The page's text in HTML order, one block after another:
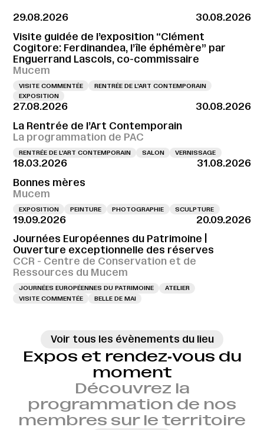
29.08.2026
30.08.2026
Visite guidée de l’exposition “Clément
Cogitore: Ferdinandea, l’île éphémère” par
Enguerrand Lascols, co-commissaire
Mucem
VISITE COMMENTÉE
RENTRÉE DE L'ART CONTEMPORAIN
EXPOSITION
27.08.2026
30.08.2026
La Rentrée de l’Art Contemporain
La programmation de PAC
RENTRÉE DE L'ART CONTEMPORAIN SALON VERNISSAGE
18.03.2026
31.08.2026
Bonnes mères
Mucem
EXPOSITION PEINTURE PHOTOGRAPHIE SCULPTURE
19.09.2026
20.09.2026
Journées Européennes du Patrimoine |
Ouverture exceptionnelle des réserves
CCR - Centre de Conservation et de
Ressources du Mucem
JOURNÉES EUROPÉENNES DU PATRIMOINE
ATELIER
VISITE COMMENTÉE
BELLE DE MAI
Voir tous les évènements du lieu
Expos et rendez‑vous du
moment
Découvrez la
programmation de nos
membres sur le territoire